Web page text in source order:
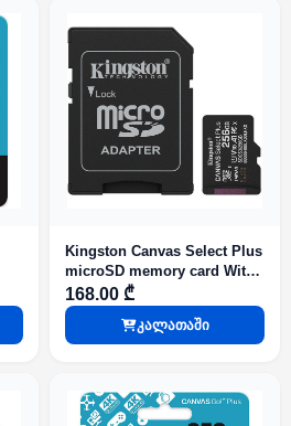
Kingston Canvas Select Plus
microSD memory card With
Android A1 performance
class 256GB
168.00 ₾
კალათაში